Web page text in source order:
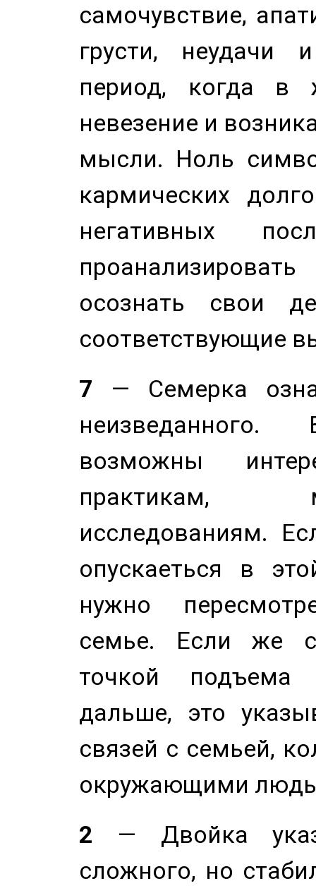
самочувствие,
грусти, неудачи
период, когда в
невезение и
мысли. Ноль
кармических
негативных
осознать свои
соответствующие
7 — Семерка
возможны
практикам,
исследованиям.
опускаеться в
нужно
семье. Если же
точкой
дальше, это
связей с семьей,
окружающими
2 — Двойка
сложного, но